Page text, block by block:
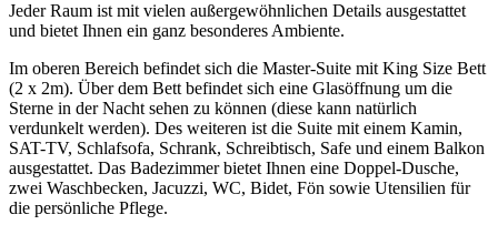
Jeder Raum ist mit vielen außergewöhnlichen Details ausgestattet
und bietet Ihnen ein ganz besonderes Ambiente.
Im oberen Bereich befindet sich die Master-Suite mit King Size Bett
(2 x 2m). Über dem Bett befindet sich eine Glasöffnung um die
Sterne in der Nacht sehen zu können (diese kann natürlich
verdunkelt werden). Des weiteren ist die Suite mit einem Kamin,
SAT-TV, Schlafsofa, Schrank, Schreibtisch, Safe und einem Balkon
ausgestattet. Das Badezimmer bietet Ihnen eine Doppel-Dusche,
zwei Waschbecken, Jacuzzi, WC, Bidet, Fön sowie Utensilien für
die persönliche Pflege.